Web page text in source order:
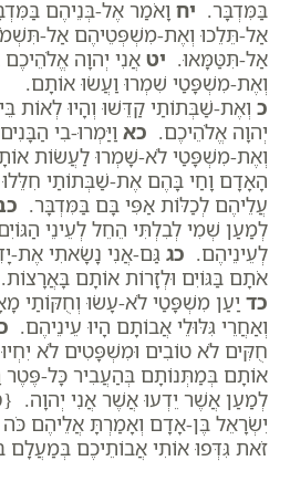
בַּמִּדְבָּר. יח וָאֹמַר אֶל-בְּנֵיהֶם
אַל-תֵּלֵכוּ וְאֶת-מִשְׁפְּטֵיהֶם אַל-
אַל-תִּטַּמָּאוּ. יט אֲנִי יְהוָה
וְאֶת-מִשְׁפָּטַי שִׁמְרוּ וַעֲשׂוּ אוֹתָם.
כ וְאֶת-שַׁבְּתוֹתַי קַדֵּשׁוּ וְהָיוּ לְאוֹת
יְהוָה אֱלֹהֵיכֶם. כא וַיַּמְרוּ-בִי
וְאֶת-מִשְׁפָּטַי לֹא-שָׁמְרוּ לַעֲשׂוֹת
הָאָדָם וָחַי בָּהֶם אֶת-שַׁבְּתוֹתַי
עֲלֵיהֶם לְכַלּוֹת אַפִּי בָּם בַּמִּדְבָּר.
לְמַעַן שְׁמִי לְבִלְתִּי הֵחֵל לְעֵינֵי
לְעֵינֵיהֶם. כג גַּם-אֲנִי נָשָׂאתִי אֶת-
אֹתָם בַּגּוֹיִם וּלְזָרוֹת אוֹתָם בָּאֲרָצוֹת.
כד יַעַן מִשְׁפָּטַי לֹא-עָשׂוּ וְחֻקּוֹתַי
וְאַחֲרֵי גִּלּוּלֵי אֲבוֹתָם הָיוּ עֵינֵיהֶם.
חֻקִּים לֹא טוֹבִים וּמִשְׁפָּטִים לֹא
אוֹתָם בְּמַתְּנוֹתָם בְּהַעֲבִיר כָּל-
לְמַעַן אֲשֶׁר יֵדְעוּ אֲשֶׁר אֲנִי יְהוָה.
יִשְׂרָאֵל בֶּן-אָדָם וְאָמַרְתָּ אֲלֵיהֶם
זֹאת גִּדְּפוּ אוֹתִי אֲבוֹתֵיכֶם בְּמַעֲלָם